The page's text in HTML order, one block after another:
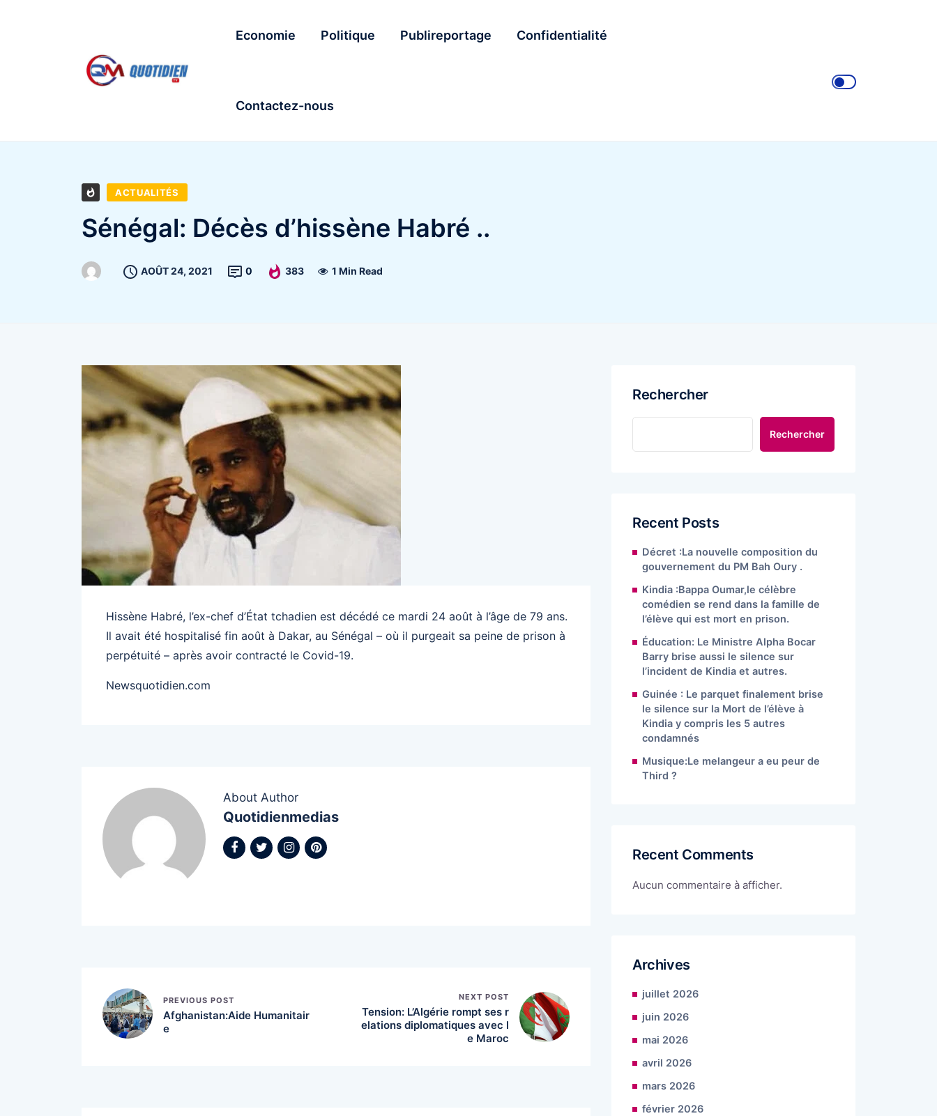
Economie Politique Publireportage Confidentialité
Contactez-nous
ACTUALITÉS
Sénégal: Décès d’hissène Habré ..
AOÛT 24, 2021 0 383 1 Min Read
Hissène Habré, l’ex-chef d’État tchadien est décédé ce mardi 24 août à l’âge de 79 ans.
Il avait été hospitalisé fin août à Dakar, au Sénégal – où il purgeait sa peine de prison à
perpétuité – après avoir contracté le Covid-19.
Newsquotidien.com
About Author
Quotidienmedias
PREVIOUS POST
Afghanistan:Aide Humanitair
e
NEXT POST
Tension: L’Algérie rompt ses r
elations diplomatiques avec l
e Maroc
Rechercher
Rechercher
Recent Posts
Décret :La nouvelle composition du
gouvernement du PM Bah Oury .
Kindia :Bappa Oumar,le célèbre
comédien se rend dans la famille de
l’élève qui est mort en prison.
Éducation: Le Ministre Alpha Bocar
Barry brise aussi le silence sur
l’incident de Kindia et autres.
Guinée : Le parquet finalement brise
le silence sur la Mort de l’élève à
Kindia y compris les 5 autres
condamnés
Musique:Le melangeur a eu peur de
Third ?
Recent Comments
Aucun commentaire à afficher.
Archives
juillet 2026
juin 2026
mai 2026
avril 2026
mars 2026
février 2026